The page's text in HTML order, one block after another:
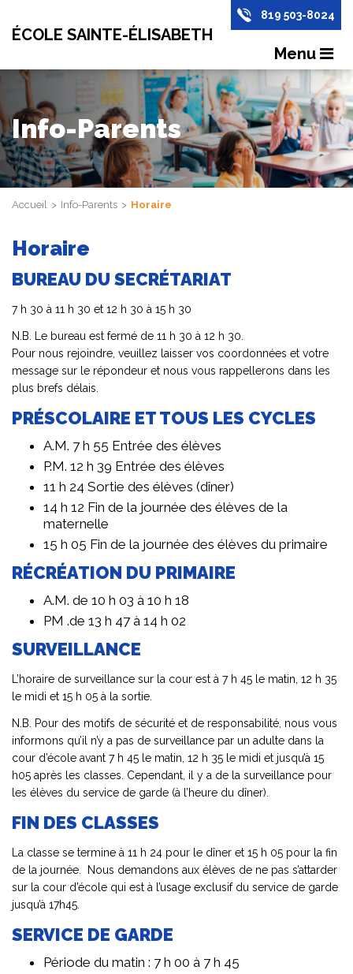
ÉCOLE SAINTE-ÉLISABETH
819 503-8024
Menu
Info-Parents
Accueil Info-Parents Horaire
Horaire
BUREAU DU SECRÉTARIAT
7 h 30 à 11 h 30 et 12 h 30 à 15 h 30
N.B. Le bureau est fermé de 11 h 30 à 12 h 30.
Pour nous rejoindre, veuillez laisser vos coordonnées et votre
message sur le répondeur et nous vous rappellerons dans les
plus brefs délais.
PRÉSCOLAIRE ET TOUS LES CYCLES
A.M. 7 h 55 Entrée des élèves
P.M. 12 h 39 Entrée des élèves
11 h 24 Sortie des élèves (dîner)
14 h 12 Fin de la journée des élèves de la
maternelle
15 h 05 Fin de la journée des élèves du primaire
RÉCRÉATION DU PRIMAIRE
A.M. de 10 h 03 à 10 h 18
PM .de 13 h 47 à 14 h 02
SURVEILLANCE
L’horaire de surveillance sur la cour est à 7 h 45 le matin, 12 h 35
le midi et 15 h 05 à la sortie.
N.B. Pour des motifs de sécurité et de responsabilité, nous vous
informons qu’il n’y a pas de surveillance par un adulte dans la
cour d’école avant 7 h 45 le matin, 12 h 35 le midi et jusqu’à 15
h05 après les classes. Cependant, il y a de la surveillance pour
les élèves du service de garde (à l’heure du dîner).
FIN DES CLASSES
La classe se termine à 11 h 24 pour le dîner et 15 h 05 pour la fin
de la journée. Nous demandons aux élèves de ne pas s’attarder
sur la cour d’école qui est à l’usage exclusif du service de garde
jusqu’à 17h45.
SERVICE DE GARDE
Période du matin : 7 h 00 à 7 h 45